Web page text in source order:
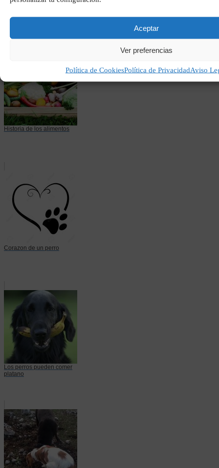
Aceptar
Ver preferencias
Política de CookiesPolítica de PrivacidadAviso
Historia de los alimentos
Corazon de un perro
Los perros pueden comer
platano